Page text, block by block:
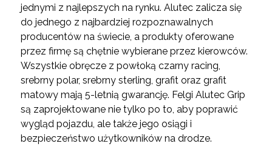
jednymi z najlepszych na rynku. Alutec zalicza się
do jednego z najbardziej rozpoznawalnych
producentów na świecie, a produkty oferowane
przez firmę są chętnie wybierane przez kierowców.
Wszystkie obręcze z powłoką czarny racing,
srebrny polar, srebrny sterling, grafit oraz grafit
matowy mają 5-letnią gwarancję. Felgi Alutec Grip
są zaprojektowane nie tylko po to, aby poprawić
wygląd pojazdu, ale także jego osiągi i
bezpieczeństwo użytkowników na drodze.